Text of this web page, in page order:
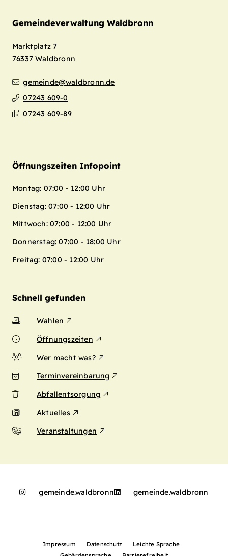
Gemeindeverwaltung Waldbronn
Marktplatz 7
76337 Waldbronn
gemeinde@waldbronn.de
07243 609-0
07243 609-89
Öffnungszeiten Infopoint
Montag: 07:00 - 12:00 Uhr
Dienstag: 07:00 - 12:00 Uhr
Mittwoch: 07:00 - 12:00 Uhr
Donnerstag: 07:00 - 18:00 Uhr
Freitag: 07:00 - 12:00 Uhr
Schnell gefunden
Wahlen
Öffnungszeiten
Wer macht was?
Terminvereinbarung
Abfallentsorgung
Aktuelles
Veranstaltungen
gemeinde.waldbronn gemeinde.waldbronn
Impressum Datenschutz
Leichte Sprache